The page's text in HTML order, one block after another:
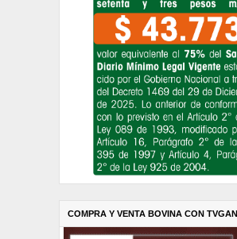
COMPRA Y VENTA BOVINA CON TVGAN